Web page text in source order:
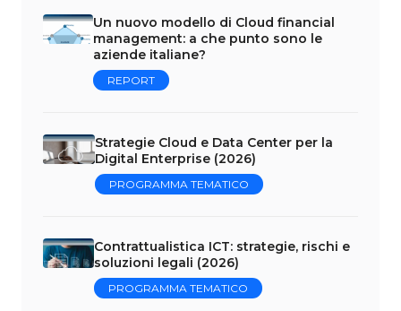
Un nuovo modello di Cloud financial
management: a che punto sono le
aziende italiane?
REPORT
Strategie Cloud e Data Center per la
Digital Enterprise (2026)
PROGRAMMA TEMATICO
Contrattualistica ICT: strategie, rischi e
soluzioni legali (2026)
PROGRAMMA TEMATICO